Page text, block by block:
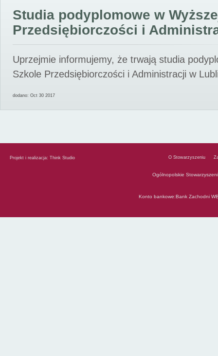
Studia podyplomowe w
Przedsiębiorczości i
Uprzejmie informujemy, że trwają studia
Szkole Przedsiębiorczości i Administracji w
dodano: Oct 30 2017
Projekt i realizacja: Think Studio O Stowarzyszeniu
Ogólnopolskie
Konto bankowe:Bank Zachodni